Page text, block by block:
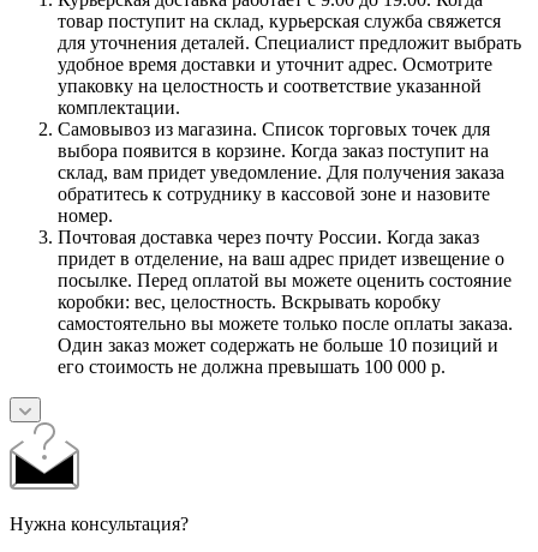
товар поступит на склад, курьерская служба свяжется
для уточнения деталей. Специалист предложит выбрать
удобное время доставки и уточнит адрес. Осмотрите
упаковку на целостность и соответствие указанной
комплектации.
Самовывоз из магазина. Список торговых точек для
выбора появится в корзине. Когда заказ поступит на
склад, вам придет уведомление. Для получения заказа
обратитесь к сотруднику в кассовой зоне и назовите
номер.
Почтовая доставка через почту России. Когда заказ
придет в отделение, на ваш адрес придет извещение о
посылке. Перед оплатой вы можете оценить состояние
коробки: вес, целостность. Вскрывать коробку
самостоятельно вы можете только после оплаты заказа.
Один заказ может содержать не больше 10 позиций и
его стоимость не должна превышать 100 000 р.
Нужна консультация?